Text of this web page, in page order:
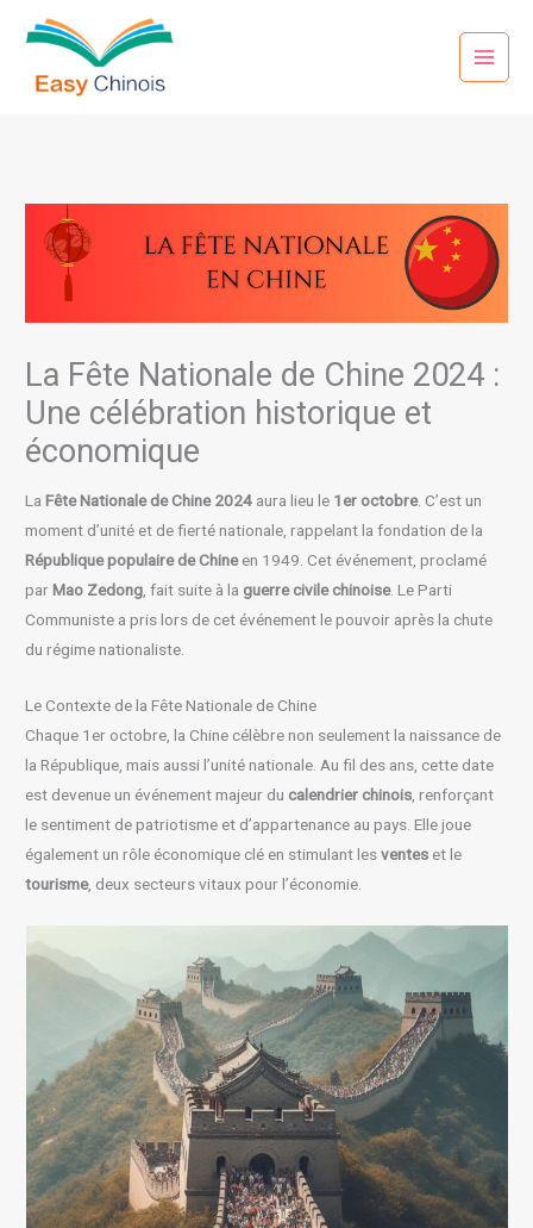
contenu
La Fête Nationale de Chine 2024 :
Une célébration historique et
économique
LaFête Nationale de Chine 2024 aura lieu le 1er octobre. C’est un
moment d’unité et de fierté nationale, rappelant la fondation de la
République populaire de Chineen 1949. Cet événement, proclamé
parMao Zedong, fait suite à la guerre civile chinoise. Le Parti
Communiste a pris lors de cet événement le pouvoir après la chute
du régime nationaliste.
Le Contexte de la Fête Nationale de Chine
Chaque 1er octobre, la Chine célèbre non seulement la naissance de
la République, mais aussi l’unité nationale. Au fil des ans, cette date
est devenue un événement majeur du calendrier chinois , renforçant
le sentiment de patriotisme et d’appartenance au pays. Elle joue
également un rôle économique clé en stimulant lesventes et le
tourisme, deux secteurs vitaux pour l’économie.